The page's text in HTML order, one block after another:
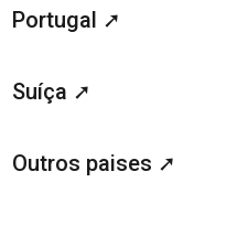
Portugal ➚
Suíça ➚
Outros paises ➚